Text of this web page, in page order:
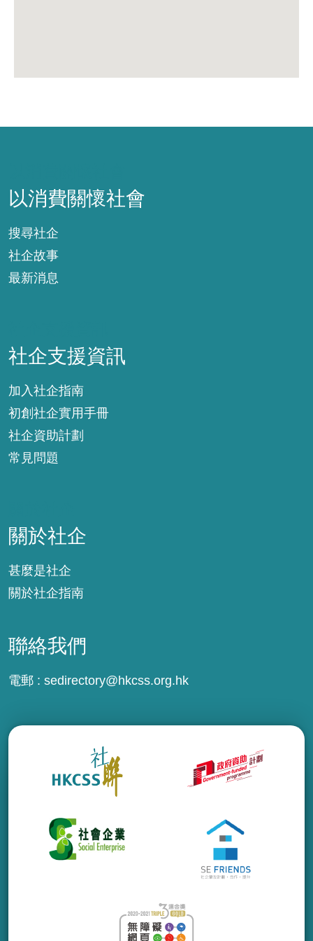
以消費關懷社會
搜尋社企
社企故事
最新消息
社企支援資訊
加入社企指南
初創社企實用手冊
社企資助計劃
常見問題
關於社企
甚麼是社企
關於社企指南
聯絡我們
電郵 : sedirectory@hkcss.org.hk